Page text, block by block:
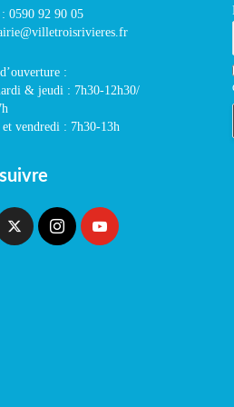
: 0590 92 90 05
:
& jeudi : 7h30-12h30/
vendredi : 7h30-13h